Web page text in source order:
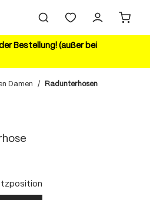
Bestellung! (außer bei
Damen / Radunterhosen